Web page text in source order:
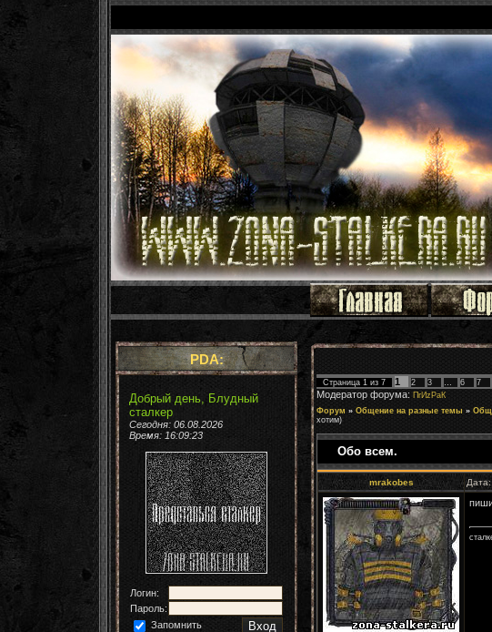
PDA:
Добрый день, Блудный
сталкер
Сегодня: 06.08.2026
Время: 16:09:25
Логин:
Пароль:
Запомнить
Страница 1 из 7 1 2 3 … 6 7
Модератор форума: ПrИzРaК
Форум » Общение на разные темы »
хотим)
Обо всем.
mrakobes